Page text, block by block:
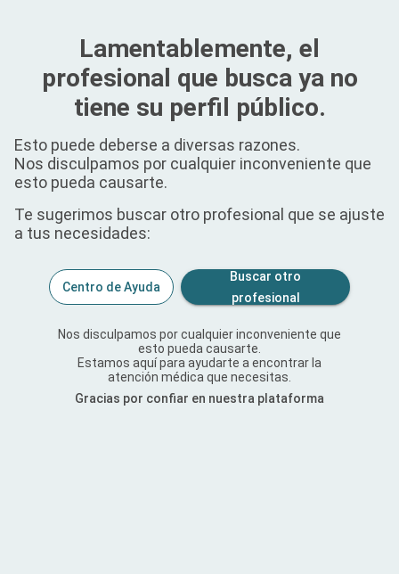
Lamentablemente, el
profesional que busca ya no
tiene su perfil público.
Esto puede deberse a diversas razones.
Nos disculpamos por cualquier inconveniente que
esto pueda causarte.
Te sugerimos buscar otro profesional que se ajuste
a tus necesidades:
Centro de Ayuda
Buscar otro
profesional
Nos disculpamos por cualquier inconveniente que
esto pueda causarte.
Estamos aquí para ayudarte a encontrar la
atención médica que necesitas.
Gracias por confiar en nuestra plataforma